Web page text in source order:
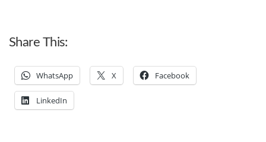
Share This:
WhatsApp X Facebook
LinkedIn